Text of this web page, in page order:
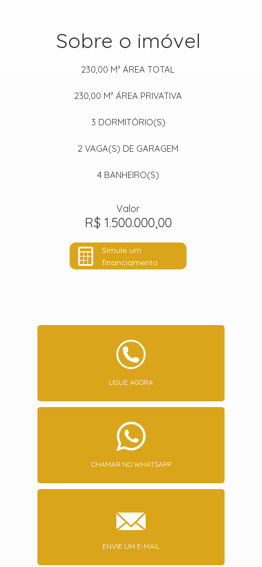
Sobre o imóvel
230,00 M² ÁREA TOTAL
230,00 M² ÁREA PRIVATIVA
3 DORMITÓRIO(S)
2 VAGA(S) DE GARAGEM
4 BANHEIRO(S)
Valor
R$ 1.500.000,00
Simule um
financiamento
LIGUE AGORA
CHAMAR NO WHATSAPP
ENVIE UM E-MAIL